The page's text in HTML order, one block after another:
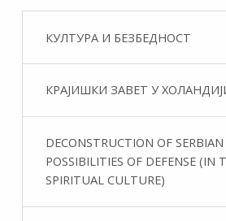
КУЛТУРА И БЕЗБЕДНОСТ
КРАЈИШКИ ЗАВЕТ У
DECONSTRUCTION OF
POSSIBILITIES OF DEFENSE (IN
SPIRITUAL CULTURE)